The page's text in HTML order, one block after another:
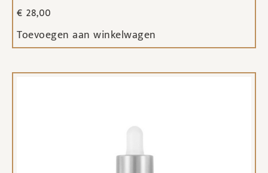
€ 28,00
Toevoegen aan winkelwagen